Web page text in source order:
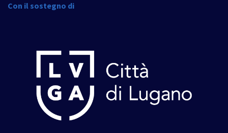
Con il sostegno di